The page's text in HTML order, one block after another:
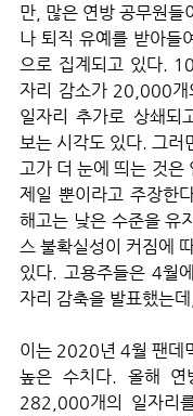
만, 많은 연방 공무원들
나 퇴직 유예를 받아들
으로 집계되고 있다.
자리 감소가 20,000
일자리 추가로 상쇄되
보는 시각도 있다. 그러
고가 더 눈에 띄는 것은
제일 뿐이라고 주장한
해고는 낮은 수준을 유
스 불확실성이 커짐에
있다. 고용주들은 4월
자리 감축을 발표했는데,
이는 2020년 4월 팬데
높은 수치다. 올해 연
282,000개의 일자리